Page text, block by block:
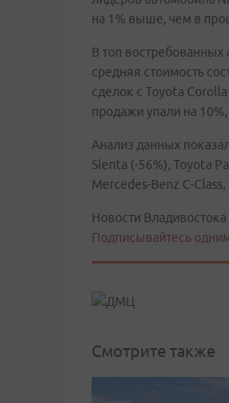
на 1% выше, чем в
В топ
средняя стоимость
сделок с Toyota
продажи упали на
Анализ данных
Sienta (-56%), Toyota
Mercedes-Benz C-
Новости
Подписывайтесь
Смотрите также